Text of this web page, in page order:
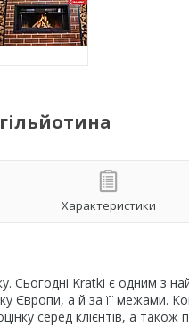
Характеристики
Сьогодні Kratki є одним з
Європи, а й за її межами.
серед клієнтів, а